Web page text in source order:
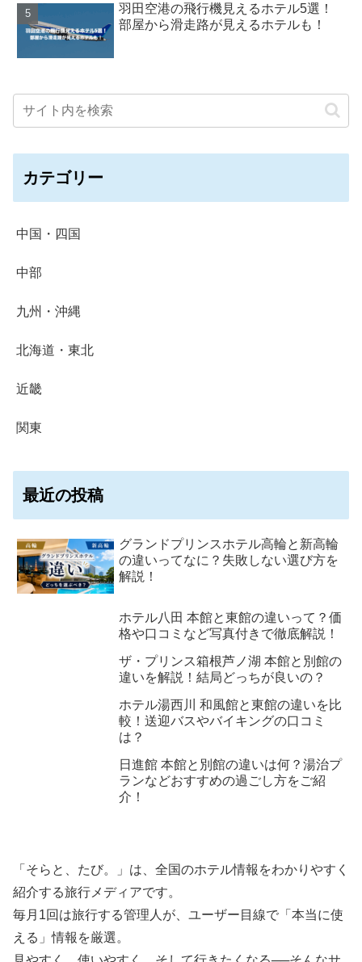
羽田空港の飛行機見えるホテル5選！
部屋から滑走路が見えるホテルも！
カテゴリー
中国・四国
中部
九州・沖縄
北海道・東北
近畿
関東
最近の投稿
グランドプリンスホテル高輪と新高輪
の違いってなに？失敗しない選び方を
解説！
ホテル八田 本館と東館の違いって？価
格や口コミなど写真付きで徹底解説！
ザ・プリンス箱根芦ノ湖 本館と別館の
違いを解説！結局どっちが良いの？
ホテル湯西川 和風館と東館の違いを比
較！送迎バスやバイキングの口コミ
は？
日進館 本館と別館の違いは何？湯治プ
ランなどおすすめの過ごし方をご紹
介！
「そらと、たび。」は、全国のホテル情報をわかりやすく
紹介する旅行メディアです。
毎月1回は旅行する管理人が、ユーザー目線で「本当に使
える」情報を厳選。